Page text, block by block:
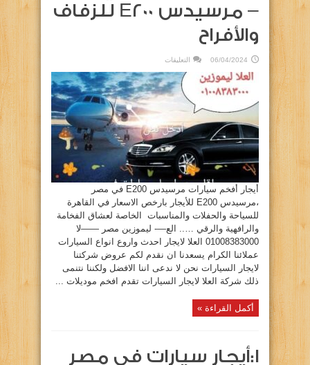
– مرسيدس E200 للزفاف
والأفراح
06/04/2024 التعليقات
أفخم
سيارات
مرسيدس
E200
مصر
مرسيدس
E200
للزفاف
والأفراح
مغلقة
أيجار أفخم سيارات مرسيدس E200 في مصر
،مرسيدس E200 للأيجار بارخص الاسعار في القاهرة
للسياحة والحفلات والمناسبات الخاصة لعشاق الفخامة
والرافهية والرقي ….. الع—- ليموزين مصر ——لا
01008383000 العلا لايجار احدث واروع انواع السيارات
عملائنا الكرام يسعدنا ان نقدم لكم عروض شركتنا
لايجار السيارات نحن لا ندعى اننا الافضل ولكننا نتنمى
ذلك شركة العلا لايجار السيارات تقدم افخم موديلات ...
أكمل القراءة »
ا:أيجار سيارات في مصر